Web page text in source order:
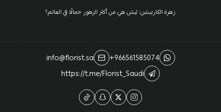
زهرة الكارنيشن: ليش هي من أكثر الزهور جمالًا في العالم؟
+966561585074
info@florist.sa
https://t.me/Florist_Saudi